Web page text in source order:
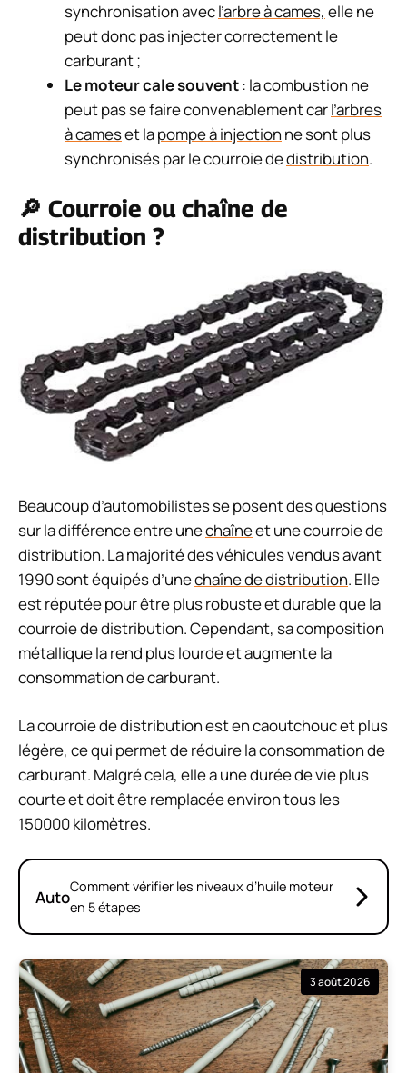
synchronisation avecl’arbre à cames, elle ne
peut donc pas injecter correctement le
carburant ;
Le moteur cale souvent: la combustion ne
peut pas se faire convenablement carl’arbres
à cameset lapompe à injection ne sont plus
synchronisés par le courroie dedistribution.
🔎 Courroie ou chaîne de
distribution ?
Beaucoup d’automobilistes se posent des questions
sur la différence entre unechaîneet une courroie de
distribution. La majorité des véhicules vendus avant
1990 sont équipés d’unechaîne de distribution. Elle
est réputée pour être plus robuste et durable que la
courroie de distribution. Cependant, sa composition
métallique la rend plus lourde et augmente la
consommation de carburant.
La courroie de distribution est en caoutchouc et plus
légère, ce qui permet de réduire la consommation de
carburant. Malgré cela, elle a une durée de vie plus
courte et doit être remplacée environ tous les
150000 kilomètres.
AutoComment vérifier les niveaux d’huile moteur
en 5 étapes
3 août 2026